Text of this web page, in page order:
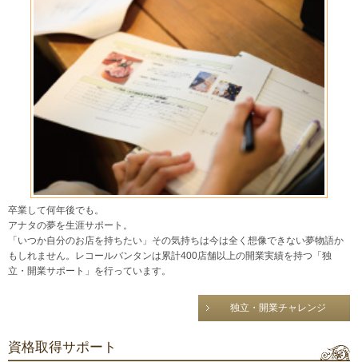
卒業して何年後でも。
アナタの夢を生涯サポート。
「いつか自分のお店を持ちたい」その気持ちは今は全く想像できない夢物語か
もしれません。レコールバンタンは累計400店舗以上の開業実績を持つ「独
立・開業サポート」を行っています。
独立・開業チャレンジ
資格取得サポート